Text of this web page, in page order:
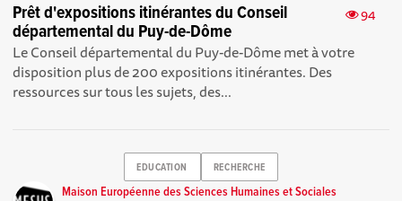
94
Prêt d'expositions itinérantes du Conseil
départemental du Puy-de-Dôme
Le Conseil départemental du Puy-de-Dôme met à votre
disposition plus de 200 expositions itinérantes. Des
ressources sur tous les sujets, des...
EDUCATION RECHERCHE
Maison Européenne des Sciences Humaines et Sociales